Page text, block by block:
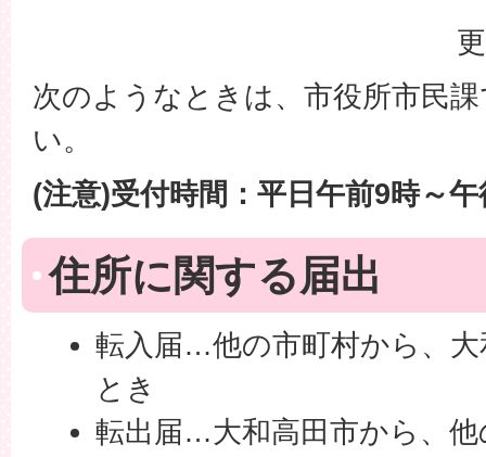
次のようなときは、市役所市民
い。
(注意)受付時間：平日午前9時～
住所に関する届出
転入届…他の市町村から、
とき
転出届…大和高田市から、